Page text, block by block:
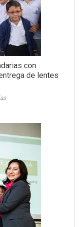
con
de lentes